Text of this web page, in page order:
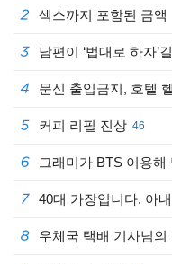
섹스까지 포함된 금액
남편이 ‘법대로 하자’
문신 출입금지, 호텔
커피 리필 진상 46
그래미가 BTS 이용
우체국 택배 기사님의